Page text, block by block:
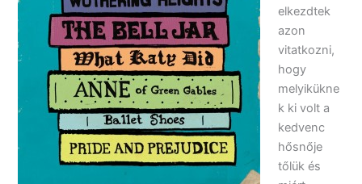
elkezdtek
azon
vitatkozni,
hogy
melyikükne
k ki volt a
kedvenc
hősnője
tőlük és